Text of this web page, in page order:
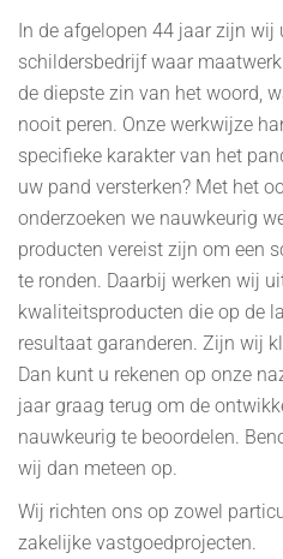
In de afgelopen 44 jaar zijn wij
schildersbedrijf waar
de diepste zin van het woord,
nooit peren. Onze werkwijze
specifieke karakter van het
uw pand versterken? Met het
onderzoeken we nauwkeurig
producten vereist zijn om een
te ronden. Daarbij werken wij
kwaliteitsproducten die op de
resultaat garanderen. Zijn wij
Dan kunt u rekenen op onze
jaar graag terug om de
nauwkeurig te beoordelen.
wij dan meteen op.
Wij richten ons op zowel
zakelijke vastgoedprojecten.